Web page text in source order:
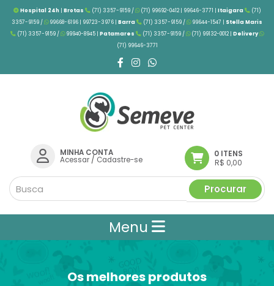
Hospital 24h| Brotas (71) 3357-9159 / (71) 99692-0412 | 99646-3771 | Itaigara
(71)
3357-9159 /
99668-6196 | 99723-3976 | Barra (71) 3357-9159 / 99644-1547 | Stella Maris
(71) 3357-9159 /
99940-8945 | Patamares (71) 3357-9159 / (71) 99132-0012 | Delivery
(71) 99646-3771
MINHA CONTA
Acessar/ Cadastre-se
0 ITENS
R$ 0,00
Procurar
Menu
Os melhores produtos